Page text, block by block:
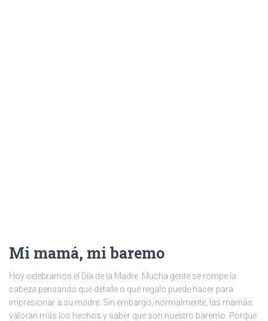
Mi mamá, mi baremo
Hoy celebramos el Día de la Madre. Mucha gente se rompe la
cabeza pensando qué detalle o qué regalo puede hacer para
impresionar a su madre. Sin embargo, normalmente, las mamás
valoran más los hechos y saber que son nuestro baremo. Porque